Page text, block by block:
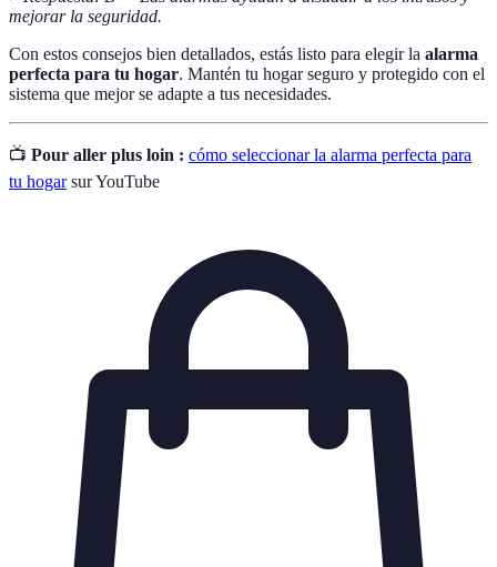
mejorar la seguridad.
Con estos consejos bien detallados, estás listo para elegir la alarma
perfecta para tu hogar. Mantén tu hogar seguro y protegido con el
sistema que mejor se adapte a tus necesidades.
📺 Pour aller plus loin : cómo seleccionar la alarma perfecta para
tu hogarsur YouTube